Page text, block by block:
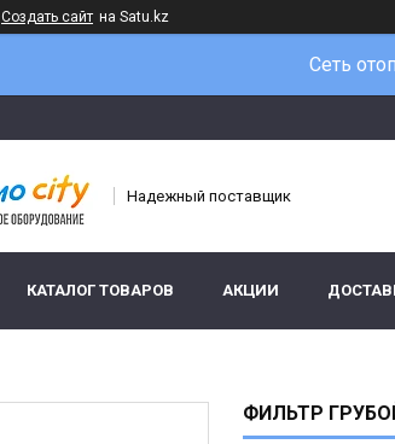
Создать сайт на Satu.kz
Сеть
Надежный поставщик
КАТАЛОГ ТОВАРОВ АКЦИИ
ФИЛЬТР